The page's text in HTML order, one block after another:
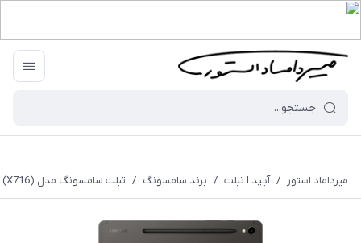
میرداماد استور / آیپد I تبلت / برند سامسونگ / تبلت سامسونگ مدل Tab S9 5G (X716) - رم 12 - 256 گیگابایت - با گارانتی و ریجستری